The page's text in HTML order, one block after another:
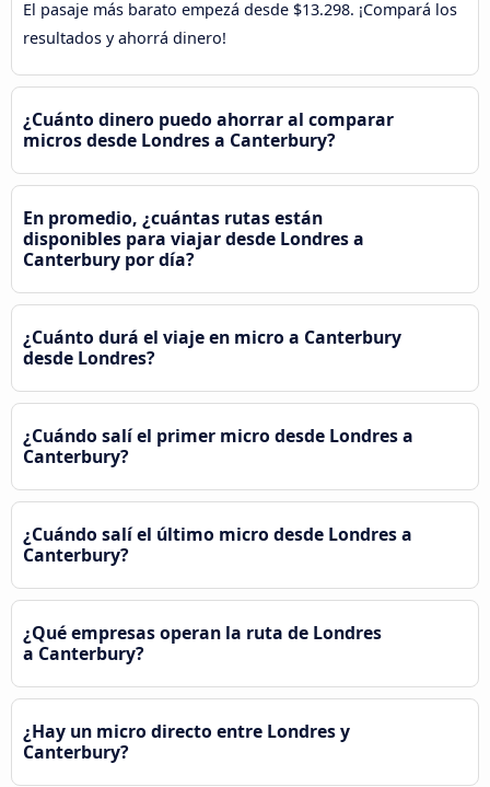
El pasaje más barato empezá desde $13.298. ¡Compará los
resultados y ahorrá dinero!
¿Cuánto dinero puedo ahorrar al comparar
micros desde Londres a Canterbury?
En promedio, ¿cuántas rutas están
disponibles para viajar desde Londres a
Canterbury por día?
¿Cuánto durá el viaje en micro a Canterbury
desde Londres?
¿Cuándo salí el primer micro desde Londres a
Canterbury?
¿Cuándo salí el último micro desde Londres a
Canterbury?
¿Qué empresas operan la ruta de Londres
a Canterbury?
¿Hay un micro directo entre Londres y
Canterbury?